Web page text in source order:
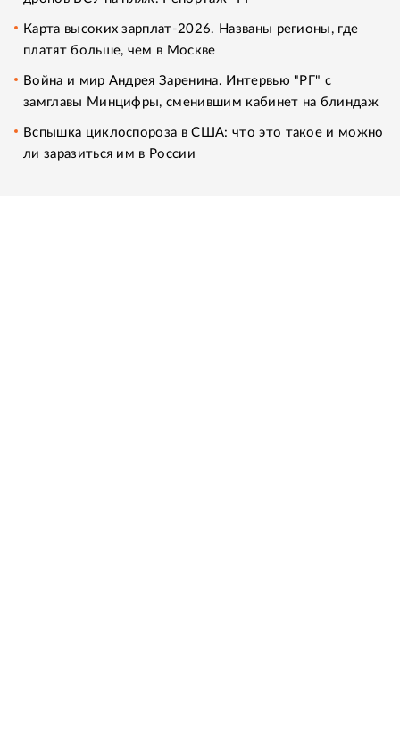
Карта высоких зарплат-2026. Названы регионы, где
платят больше, чем в Москве
Война и мир Андрея Заренина. Интервью "РГ" с
замглавы Минцифры, сменившим кабинет на блиндаж
Вспышка циклоспороза в США: что это такое и можно
ли заразиться им в России